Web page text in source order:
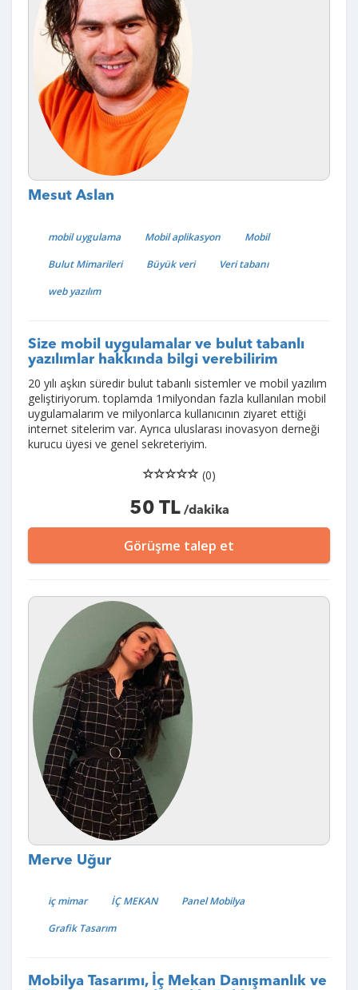
Mesut Aslan
mobil uygulama Mobil aplikasyon
Mobil
Bulut Mimarileri
Büyük veri
Veri tabanı
web yazılım
Size mobil uygulamalar ve bulut tabanlı
yazılımlar hakkında bilgi verebilirim
20 yılı aşkın süredir bulut tabanlı sistemler ve mobil yazılım
geliştiriyorum. toplamda 1milyondan fazla kullanılan mobil
uygulamalarım ve milyonlarca kullanıcının ziyaret ettiği
internet sitelerim var. Ayrıca uluslarası inovasyon derneği
kurucu üyesi ve genel sekreteriyim.
(0)
50 TL/dakika
Görüşme talep et
Merve Uğur
iç mimar İÇ MEKAN
Panel Mobilya
Grafik Tasarım
Mobilya Tasarımı, İç Mekan Danışmanlık ve